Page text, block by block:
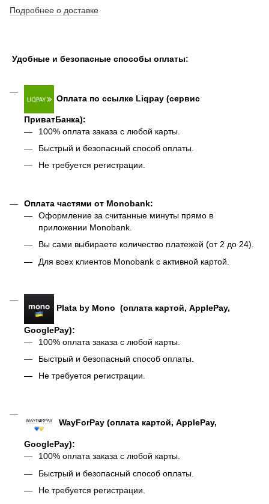
Подробнее о доставке
Удобные и безопасные способы оплаты:
Оплата по ссылке Liqpay (сервис
ПриватБанка):
100% оплата заказа с любой карты.
Быстрый и безопасный способ оплаты.
Не требуется регистрации.
Оплата частями от Monobank:
Оформление за считанные минуты прямо в
приложении Monobank.
Вы сами выбираете количество платежей (от 2 до 24).
Для всех клиентов Monobank с активной картой.
Plata by Mono (оплата картой, ApplePay,
GooglePay):
100% оплата заказа с любой карты.
Быстрый и безопасный способ оплаты.
Не требуется регистрации.
WayForPay (оплата картой, ApplePay,
GooglePay):
100% оплата заказа с любой карты.
Быстрый и безопасный способ оплаты.
Не требуется регистрации.